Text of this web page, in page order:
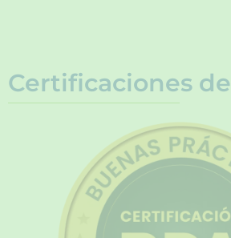
Certificaciones de